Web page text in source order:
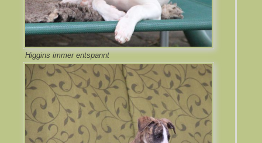
Higgins immer entspannt